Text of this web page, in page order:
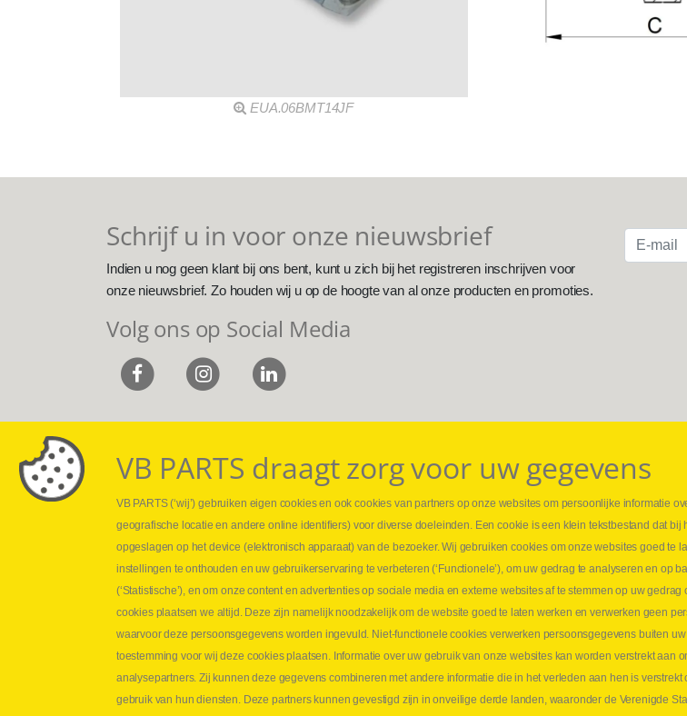
EUA.06BMT14JF
Schrijf u in voor onze nieuwsbrief
Indien u nog geen klant bij ons bent, kunt u zich bij het registreren inschrijven voor
onze nieuwsbrief. Zo houden wij u op de hoogte van al onze producten en promoties.
Volg ons op Social Media
Webshop
Nieuws
Jobs
Leveringen
Drukcontrole set
Persmaten
Hydraulische slangen
Contact VB Parts
VB PARTS draagt zorg voor uw gegevens
VB PARTS (‘wij’) gebruiken eigen cookies en ook cookies van partners op onze websites om persoonlijke informatie
geografische locatie en andere online identifiers) voor diverse doeleinden. Een cookie is een klein tekstbestand dat bij
opgeslagen op het device (elektronisch apparaat) van de bezoeker. Wij gebruiken cookies om onze websites goed te
instellingen te onthouden en uw gebruikerservaring te verbeteren (‘Functionele’), om uw gedrag te analyseren en op
(‘Statistische’), en om onze content en advertenties op sociale media en externe websites af te stemmen op uw gedrag
cookies plaatsen we altijd. Deze zijn namelijk noodzakelijk om de website goed te laten werken en verwerken geen
waarvoor deze persoonsgegevens worden ingevuld. Niet-functionele cookies verwerken persoonsgegevens buiten
toestemming voor wij deze cookies plaatsen. Informatie over uw gebruik van onze websites kan worden verstrekt aan
analysepartners. Zij kunnen deze gegevens combineren met andere informatie die in het verleden aan hen is
gebruik van hun diensten. Deze partners kunnen gevestigd zijn in onveilige derde landen, waaronder de Verenigde